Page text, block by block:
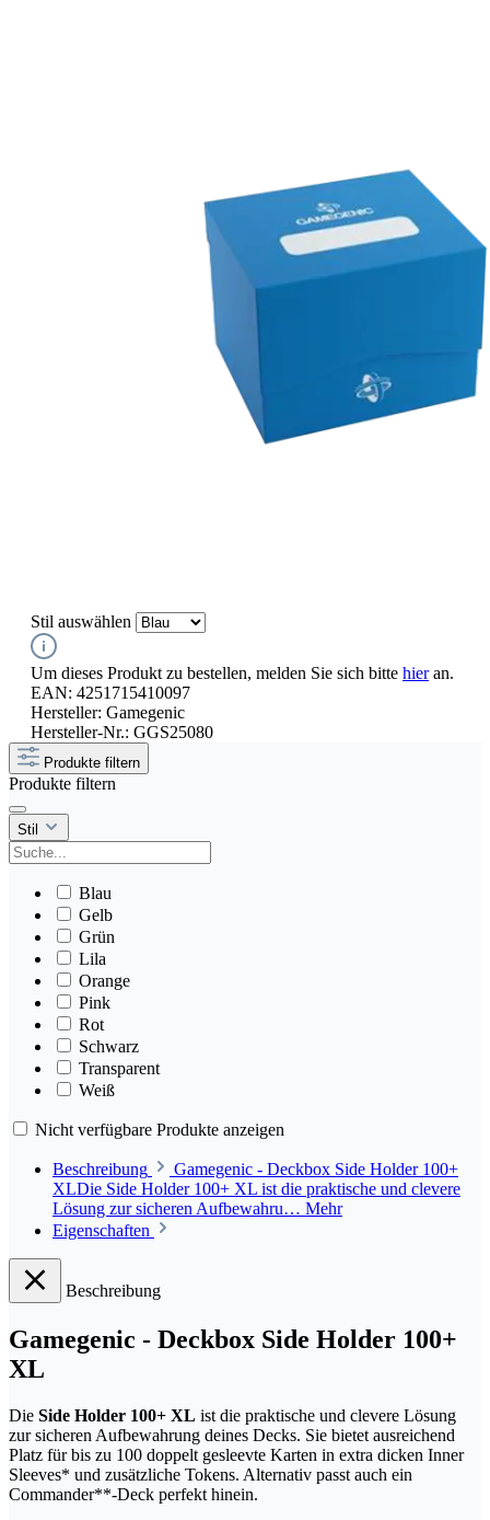
Stil auswählen
Um dieses Produkt zu bestellen, melden Sie sich bitte hieran.
EAN: 4251715410097
Hersteller: Gamegenic
Hersteller-Nr.: GGS25080
Produkte filtern
Produkte filtern
Stil
Blau
Gelb
Grün
Lila
Orange
Pink
Rot
Schwarz
Transparent
Weiß
Nicht verfügbare Produkte anzeigen
Beschreibung
Gamegenic - Deckbox Side Holder 100+
XLDie Side Holder 100+ XL ist die praktische und clevere
Lösung zur sicheren Aufbewahru… Mehr
Eigenschaften
Beschreibung
Gamegenic - Deckbox Side Holder 100+
XL
Die Side Holder 100+ XL ist die praktische und clevere Lösung
zur sicheren Aufbewahrung deines Decks. Sie bietet ausreichend
Platz für bis zu 100 doppelt gesleevte Karten in extra dicken Inner
Sleeves* und zusätzliche Tokens. Alternativ passt auch ein
Commander**-Deck perfekt hinein.